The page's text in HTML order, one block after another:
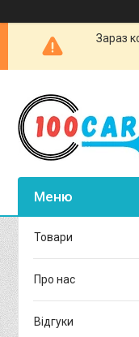
Зараз
Товари
Про нас
Відгуки